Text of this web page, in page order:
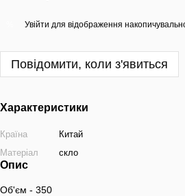
Увійти для відображення
Повідомити, коли з'явиться
Характеристики
Країна
Китай
Матеріал
скло
Опис
Об'єм - 350